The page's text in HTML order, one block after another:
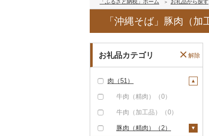
「ふるさと納税」ホーム お礼品から探す
「沖縄そば」豚肉（
お礼品カテゴリ 解除
肉（51）
牛肉（精肉）（0）
牛肉（加工品）（0）
豚肉（精肉）（2）